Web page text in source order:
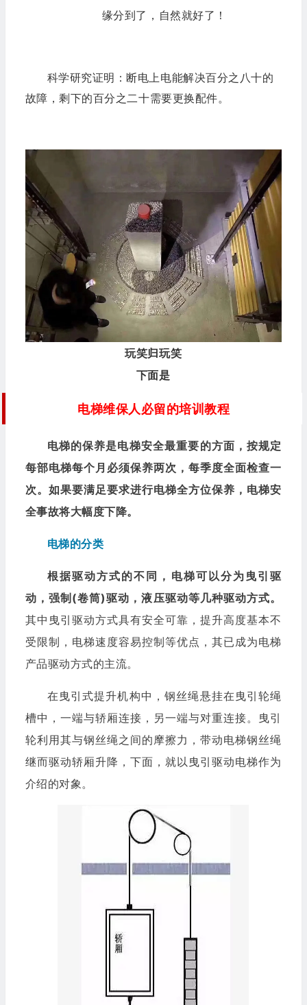
缘分到了，自然就好了！
科学研究证明：断电上电能解决百分之八十的
故障，剩下的百分之二十需要更换配件。
玩笑归玩笑
下面是
电梯维保人必留的培训教程
电梯的保养是电梯安全最重要的方面，按规定
每部电梯每个月必须保养两次，每季度全面检查一
次。如果要满足要求进行电梯全方位保养，电梯安
全事故将大幅度下降。
电梯的分类
根据驱动方式的不同，电梯可以分为曳引驱
动，强制(卷筒)驱动，液压驱动等几种驱动方式。
其中曳引驱动方式具有安全可靠，提升高度基本不
受限制，电梯速度容易控制等优点，其已成为电梯
产品驱动方式的主流。
在曳引式提升机构中，钢丝绳悬挂在曳引轮绳
槽中，一端与轿厢连接，另一端与对重连接。曳引
轮利用其与钢丝绳之间的摩擦力，带动电梯钢丝绳
继而驱动轿厢升降，下面，就以曳引驱动电梯作为
介绍的对象。